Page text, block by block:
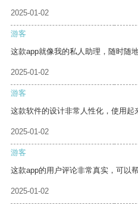
2025-01-02
游客
这款app就像我的私人助理，随时随
2025-01-02
游客
这款软件的设计非常人性化，使用起
2025-01-02
游客
这款app的用户评论非常真实，可以
2025-01-02